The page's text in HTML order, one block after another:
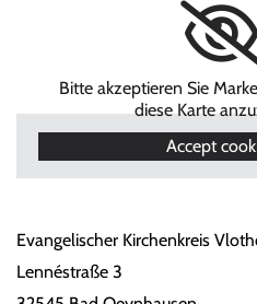
Bitte akzeptieren Sie
diese Karte
Accept
Evangelischer Kirchenkreis
Lennéstraße 3